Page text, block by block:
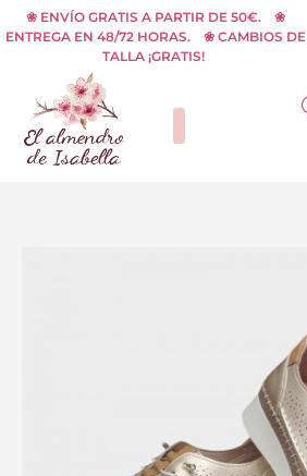
al
contenido
❀ ENVÍO GRATIS A PARTIR DE 50€. ❀
ENTREGA EN 48/72 HORAS. ❀ CAMBIOS DE
TALLA ¡GRATIS!